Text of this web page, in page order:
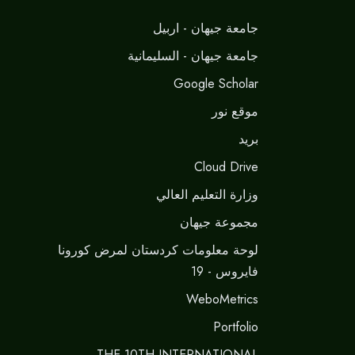
جامعة جيهان - اربيل
جامعة جيهان - السليمانية
Google Scholar
موقع نور
برید
Cloud Drive
وزارة التعليم العالي
مجموعة جيهان
لوحة معلومات كردستان لمرض كورونا
فايروس - 19
WeboMetrics
Portfolio